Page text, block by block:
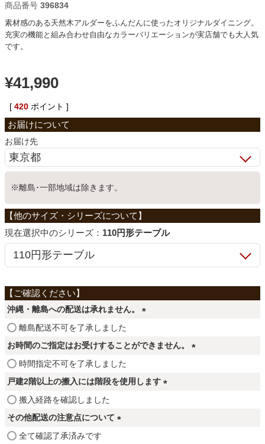
食器棚・キッチン収納
ホームオフィス
こたつ
寝具
ファブリック
カーテン
マット
商品番号 396834
素材感のある天然木アルダーをふんだんに使ったオリジナルダイニング。
充実の機能と組み合わせ自由なカラーバリエーションが実店舗でも大人気
です。
¥41,990
[ 420 ポイント ]
お届け先
※離島･一部地域は除きます。
シリーズ： 110円形テーブル
沖縄・離島への配送は承れません。
必
離島配送不可を了承しました
お時間のご指定はお受けすることができません。
時間指定不可を了承しました
戸建2階以上の搬入には階段を使用します
搬入経路を確認しました
その他配送の注意点について
全て確認了承済みです